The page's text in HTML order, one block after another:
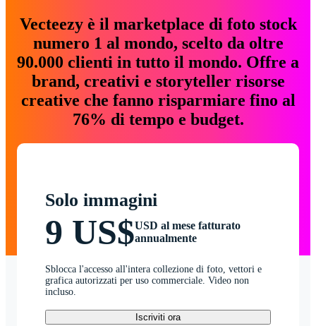
Vecteezy è il marketplace di foto stock
numero 1 al mondo, scelto da oltre
90.000 clienti in tutto il mondo. Offre a
brand, creativi e storyteller risorse
creative che fanno risparmiare fino al
76% di tempo e budget.
Solo immagini
9 US$USD al mese fatturato
annualmente
Sblocca l'accesso all'intera collezione di foto, vettori e
grafica autorizzati per uso commerciale. Video non
incluso.
Iscriviti ora